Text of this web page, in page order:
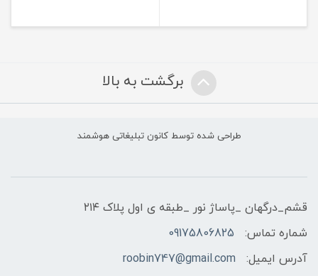
برگشت به بالا
طراحی شده توسط کانون تبلیغاتی هوشمند
قشم_درگهان _پاساژ نور _طبقه ی اول پلاک ۲۱۴
شماره تماس:
09175806825
آدرس ایمیل:
roobin747@gmail.com